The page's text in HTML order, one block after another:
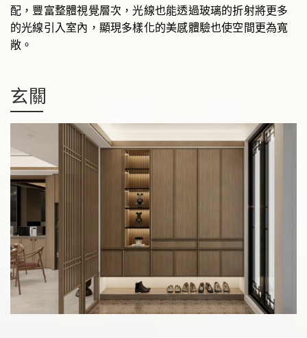
配，豐富整體視覺層次，光線也能透過玻璃的折射將更多
的光線引入室內，顯現多樣化的美感體驗也使空間更為寬
敞。
玄關